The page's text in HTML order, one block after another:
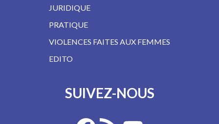
JURIDIQUE
PRATIQUE
VIOLENCES FAITES AUX FEMMES
EDITO
SUIVEZ-NOUS